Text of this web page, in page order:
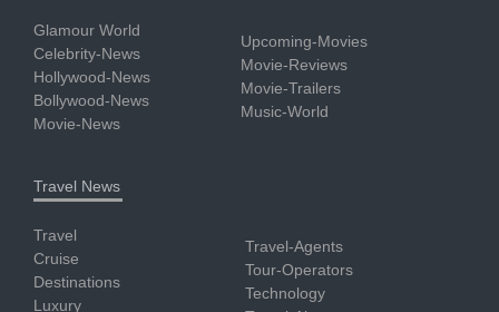
Glamour World
Celebrity-News
Hollywood-News
Bollywood-News
Movie-News
Upcoming-Movies
Movie-Reviews
Movie-Trailers
Music-World
Travel News
Travel
Cruise
Destinations
Luxury
Travel-Agents
Tour-Operators
Technology